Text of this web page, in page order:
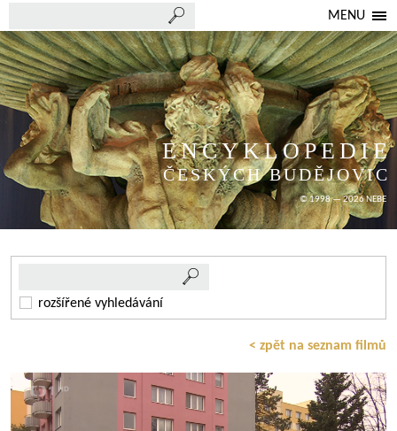
MENU
ENCYKLOPEDIE
ČESKÝCH BUDĚJOVIC
© 1998 — 2026 NEBE
rozšířené vyhledávání
< zpět na seznam filmů